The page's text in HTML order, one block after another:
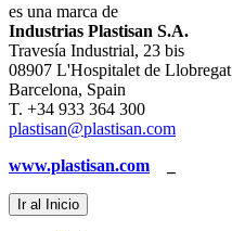
es una marca de
Industrias Plastisan S.A.
Travesía Industrial, 23 bis
08907 L'Hospitalet de Llobregat
Barcelona, Spain
T. +34 933 364 300
plastisan@plastisan.com
www.plastisan.com
Ir al Inicio